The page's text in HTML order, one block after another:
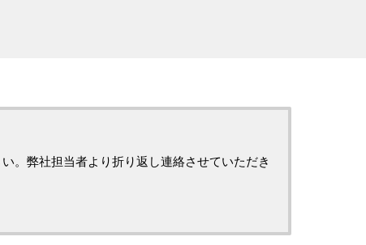
。弊社担当者より折り返し連絡させていただき